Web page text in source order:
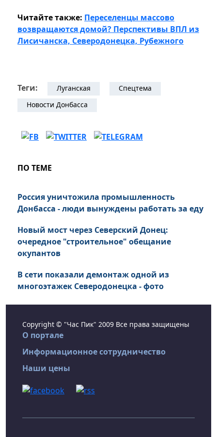
Читайте также: Переселенцы массово
возвращаются домой? Перспективы ВПЛ из
Лисичанска, Северодонецка, Рубежного
Теги: Луганская
Спецтема
Новости Донбасса
ПО ТЕМЕ
Россия уничтожила промышленность
Донбасса - люди вынуждены работать за еду
Новый мост через Северский Донец:
очередное "строительное" обещание
окупантов
В сети показали демонтаж одной из
многоэтажек Северодонецка - фото
Copyright © "Час Пик" 2009 Все права защищены
О портале
Информационное сотрудничество
Наши цены